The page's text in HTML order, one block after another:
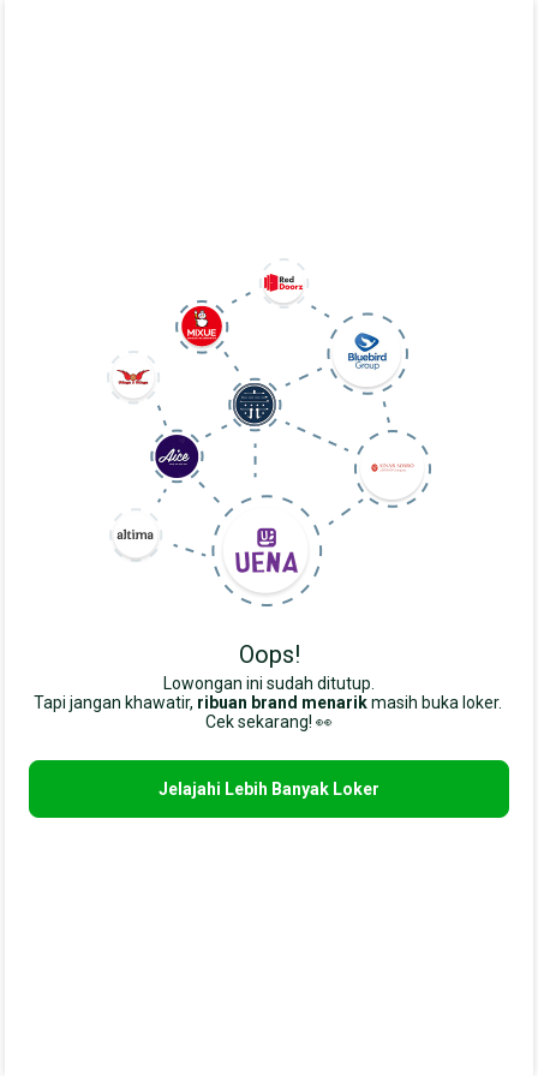
Oops!
Lowongan ini sudah ditutup.
Tapi jangan khawatir, ribuan brand menarik masih buka loker.
Cek sekarang! 👀
Jelajahi Lebih Banyak Loker